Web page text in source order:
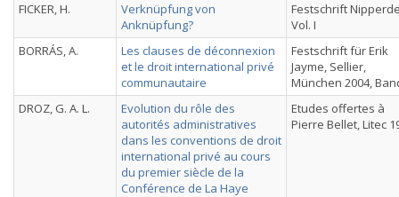
FICKER, H.
Verknüpfung von
Anknüpfung?
Festschrift
Vol. I
BORRÁS, A.
Les clauses de déconnexion
et le droit international privé
communautaire
Festschrift für Erik
Jayme, Sellier,
München 2004,
DROZ, G. A. L.
Evolution du rôle des
autorités administratives
dans les conventions de droit
international privé au cours
du premier siècle de la
Conférence de La Haye
Etudes offertes à
Pierre Bellet, Litec